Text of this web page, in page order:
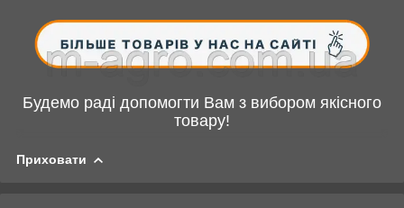
Будемо раді допомогти Вам з вибором якісного
товару!
Приховати